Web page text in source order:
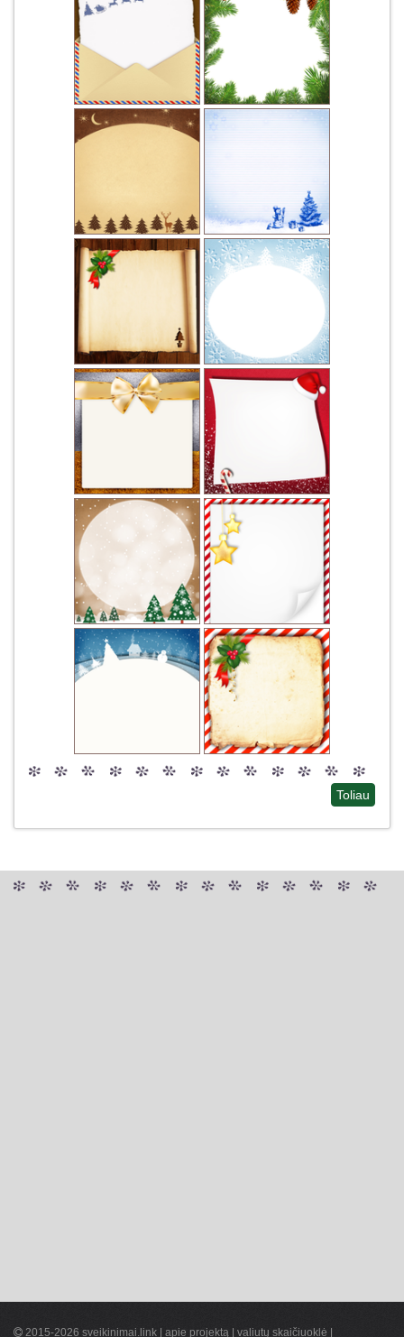
Toliau
2015-2026 sveikinimai.link | apie projektą | valiutų skaičiuoklė |